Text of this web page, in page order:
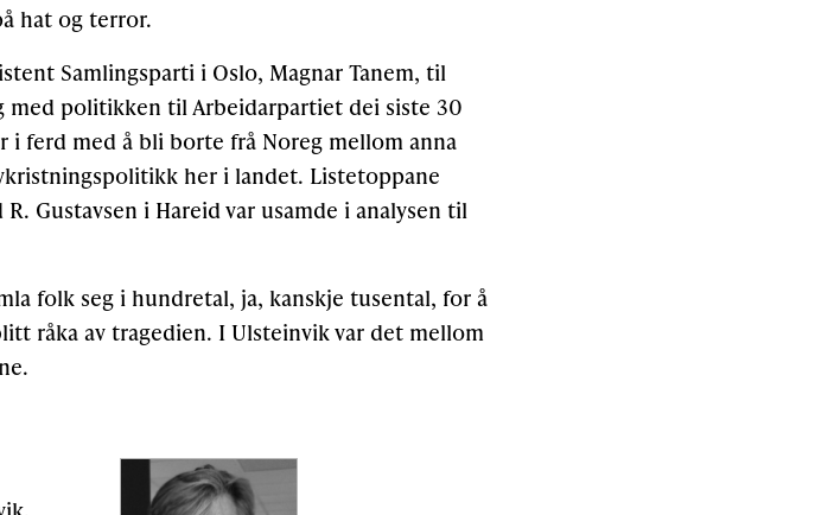
hat og terror.
Samlingsparti i Oslo, Magnar Tanem, til
med politikken til Arbeidarpartiet dei siste 30
i ferd med å bli borte frå Noreg mellom anna
her i landet. Listetoppane
Gustavsen i Hareid var usamde i analysen til
folk seg i hundretal, ja, kanskje tusental, for å
råka av tragedien. I Ulsteinvik var det mellom